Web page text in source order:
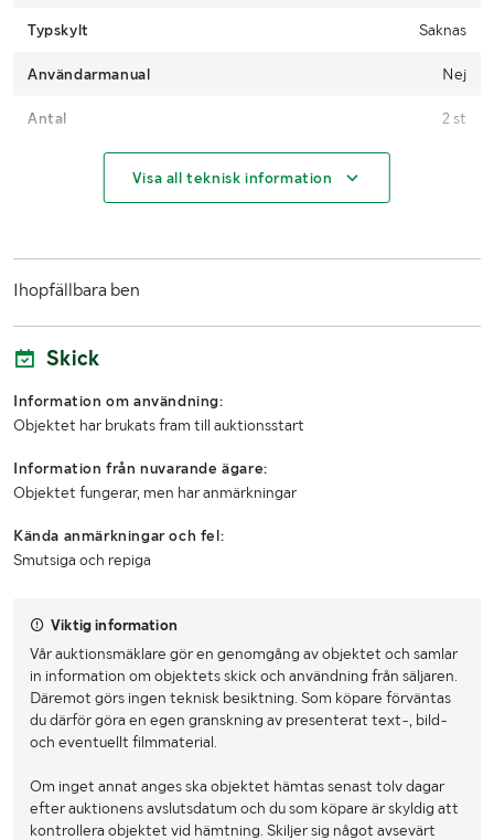
Typskylt Saknas
Användarmanual Nej
Antal 2 st
MÅTT OCH VIKT:
LASTHJÄLPSINFORMATION:
Lasthjälp med
Visa all teknisk information
Ihopfällbara ben
Skick
Information om användning:
Objektet har brukats fram till auktionsstart
Information från nuvarande ägare:
Objektet fungerar, men har anmärkningar
Kända anmärkningar och fel:
Smutsiga och repiga
Viktig information
Vår auktionsmäklare gör en genomgång av objektet och samlar
in information om objektets skick och användning från säljaren.
Däremot görs ingen teknisk besiktning. Som köpare förväntas
du därför göra en egen granskning av presenterat text-, bild-
och eventuellt filmmaterial.
Om inget annat anges ska objektet hämtas senast tolv dagar
efter auktionens avslutsdatum och du som köpare är skyldig att
kontrollera objektet vid hämtning. Skiljer sig något avsevärt